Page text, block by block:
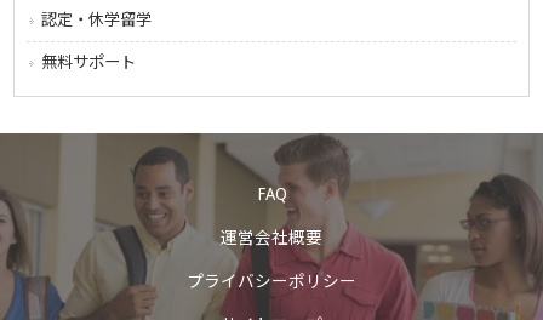
認定・休学留学
無料サポート
FAQ
運営会社概要
プライバシーポリシー